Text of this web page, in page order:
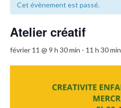
Cet évènement est passé.
Atelier créatif
février 11 @ 9 h 30 min - 11 h 30 min